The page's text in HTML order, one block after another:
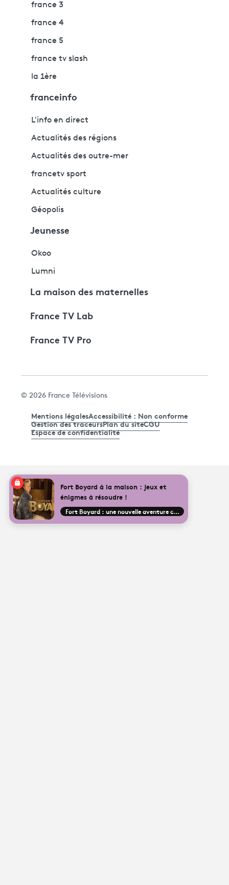
france 3
france 4
france 5
france tv slash
la 1ère
franceinfo
L'info en direct
Actualités des régions
Actualités des outre-mer
francetv sport
Actualités culture
Géopolis
Jeunesse
Okoo
Lumni
La maison des maternelles
France TV Lab
France TV Pro
© 2026 France Télévisions
Mentions légalesAccessibilité : Non conforme
Gestion des traceursPlan du siteCGU
Espace de confidentialité
Fort Boyard à la maison : jeux et
énigmes à résoudre !
Fort Boyard : une nouvelle aventure commence !